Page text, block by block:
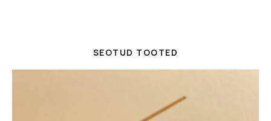
SEOTUD TOOTED